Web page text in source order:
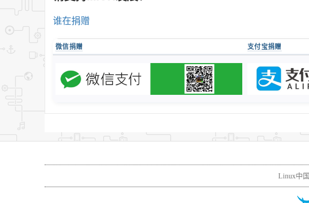
谁在捐赠
微信捐赠 支付宝捐赠
Linux中国